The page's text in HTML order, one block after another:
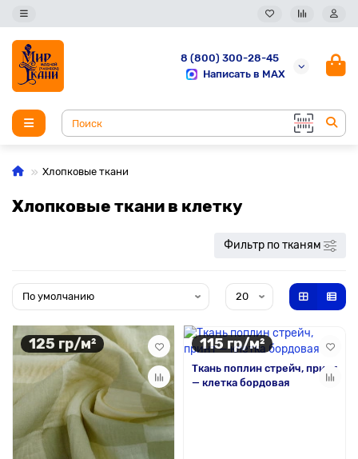
8 (800) 300-28-45
Написать в MAX
Хлопковые ткани
Хлопковые ткани в клетку
Фильтр по тканям
125 гр/м² 115 гр/м²
Ткань поплин стрейч, принт
— клетка бордовая